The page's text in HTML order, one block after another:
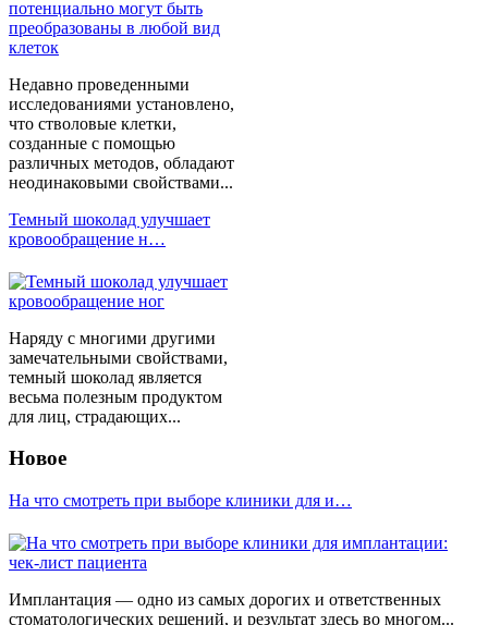
Недавно проведенными
исследованиями установлено,
что стволовые клетки,
созданные с помощью
различных методов, обладают
неодинаковыми свойствами...
Темный шоколад улучшает
кровообращение н…
Наряду с многими другими
замечательными свойствами,
темный шоколад является
весьма полезным продуктом
для лиц, страдающих...
Новое
На что смотреть при выборе клиники для и…
Имплантация — одно из самых дорогих и ответственных
стоматологических решений, и результат здесь во многом...